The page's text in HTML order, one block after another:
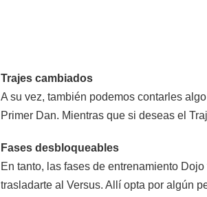
Trajes cambiados
A su vez, también podemos contarles
Primer Dan. Mientras que si deseas el
Fases desbloqueables
En tanto, las fases de entrenamiento
trasladarte al Versus. Allí opta por algún